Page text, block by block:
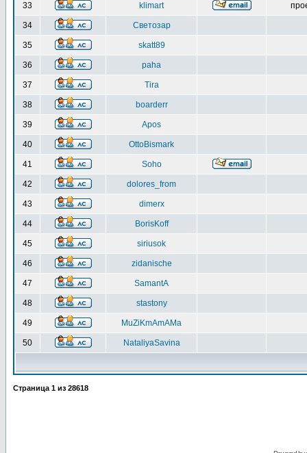
33 klimart
34 Светозар
35 skatt89
36 paha
37 Tira
38 boarderr
39 Apos
40 OttoBismark
41 Soho
42 dolores_from
43 dimerx
44 BorisKoff
45 siriusok
46 zidanische
47 SamantA
48 stastony
49 MuZiKmAmAMa
50 NataliyaSavina
Страница 1 из 28618